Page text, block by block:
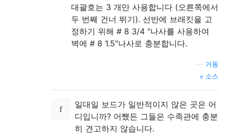
대괄호는 3 개만 사용합니다 (오른쪽에서
두 번째 건너 뛰기). 선반에 브래킷을 고
정하기 위해 # 8 3/4 "나사를 사용하여
벽에 # 8 1.5"나사로 충분합니다.
거동
소스
일대일 보드가 일반적이지 않은 곳은 어
디입니까? 어쨌든 그들은 수족관에 충분
히 견고하지 않습니다.